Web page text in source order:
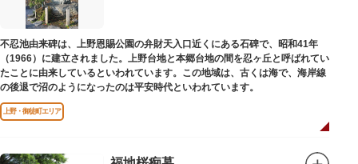
不忍池由来碑は、上野恩賜公園の弁財天入口近くにある石碑で、昭和41年
（1966）に建立されました。上野台地と本郷台地の間を忍ヶ丘と呼ばれてい
たことに由来しているといわれています。この地域は、古くは海で、海岸線
の後退で沼のようになったのは平安時代といわれています。
上野・御徒町エリア